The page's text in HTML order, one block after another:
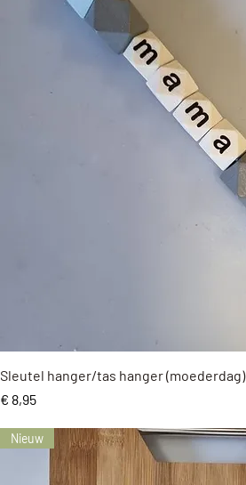
Snel overzicht
Sleutel hanger/tas hanger (moederdag)
Prijs
€ 8,95
Nieuw